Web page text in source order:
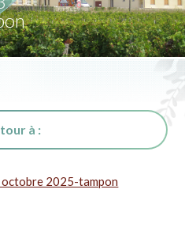
à :
2025-tampon